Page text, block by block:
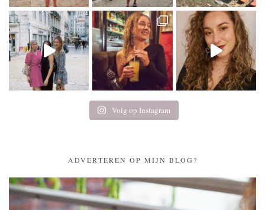
Volg op Instagram
ADVERTEREN OP MIJN BLOG?